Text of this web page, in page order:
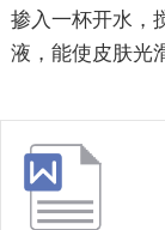
掺入一杯开水，
液，能使皮肤光